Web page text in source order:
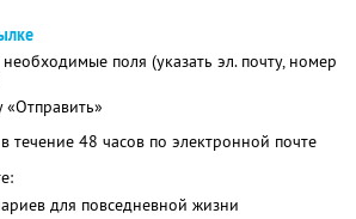
необходимые поля (указать эл. почту, номер
«Отправить»
течение 48 часов по электронной почте
для повседневной жизни